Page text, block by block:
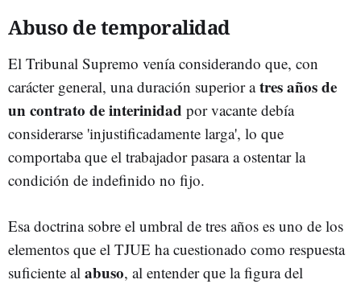
Abuso de temporalidad
El Tribunal Supremo venía considerando que, con
carácter general, una duración superior atres años de
un contrato de interinidad por vacante debía
considerarse 'injustificadamente larga', lo que
comportaba que el trabajador pasara a ostentar la
condición de indefinido no fijo.
Esa doctrina sobre el umbral de tres años es uno de los
elementos que el TJUE ha cuestionado como respuesta
suficiente al abuso, al entender que la figura del